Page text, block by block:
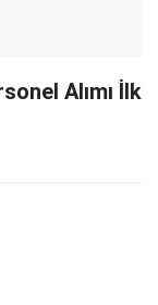
Alımı İlk